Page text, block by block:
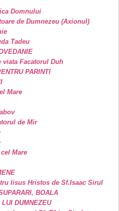
Domnului
de Dumnezeu (Axionul)
Tadeu
viata Facatorul Duh
PARINTI
Mare
de Mir
Mare
Iisus Hristos de Sf.Isaac Sirul
BOALA
DUMNEZEU